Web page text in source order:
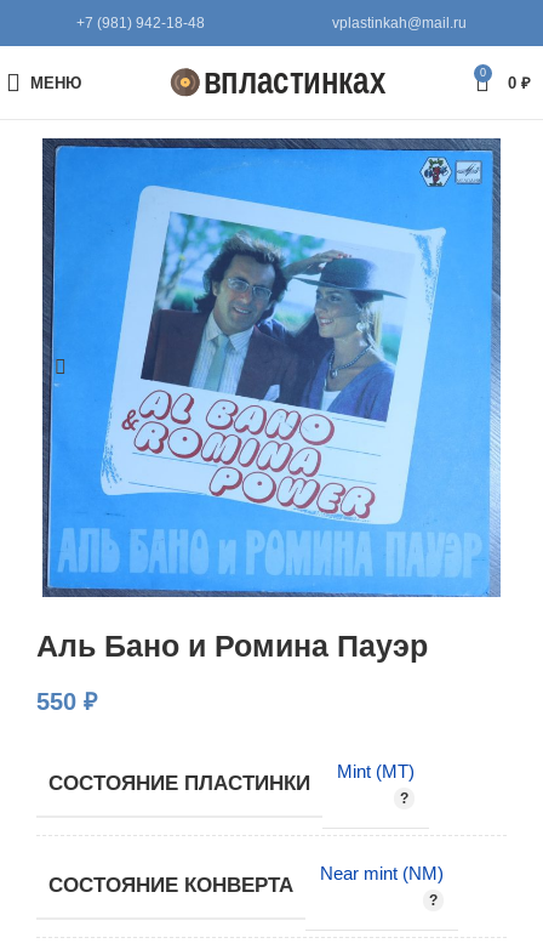
+7 (981) 942-18-48 vplastinkah@mail.ru
МЕНЮ
0
0 ₽
Аль Бано и Ромина Пауэр
550 ₽
СОСТОЯНИЕ ПЛАСТИНКИ
Mint (MT)
СОСТОЯНИЕ КОНВЕРТА
Near mint (NM)